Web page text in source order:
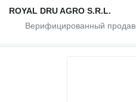
ROYAL DRU AGRO S.R.L.